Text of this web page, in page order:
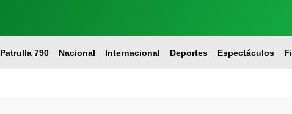
Patrulla 790 Nacional Internacional Deportes Espectáculos